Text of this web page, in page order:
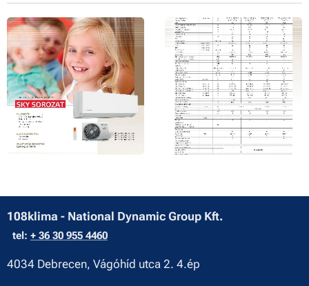
108klima - National Dynamic Group Kft.
tel: + 36 30 955 4460
4034 Debrecen, Vágóhíd utca 2. 4.ép